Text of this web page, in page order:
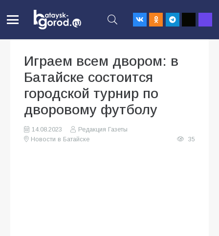
Играем всем двором: в
Батайске состоится
городской турнир по
дворовому футболу
14.08.2023
Редакция Газеты
Новости в Батайске
35